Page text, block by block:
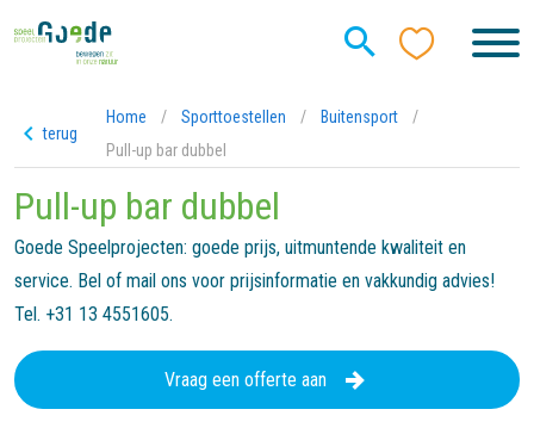
terug
Home / Sporttoestellen / Buitensport
/
Pull-up bar dubbel
Pull-up bar dubbel
Goede Speelprojecten: goede prijs, uitmuntende kwaliteit en
service. Bel of mail ons voor prijsinformatie en vakkundig advies!
Tel. +31 13 4551605.
Vraag een offerte aan